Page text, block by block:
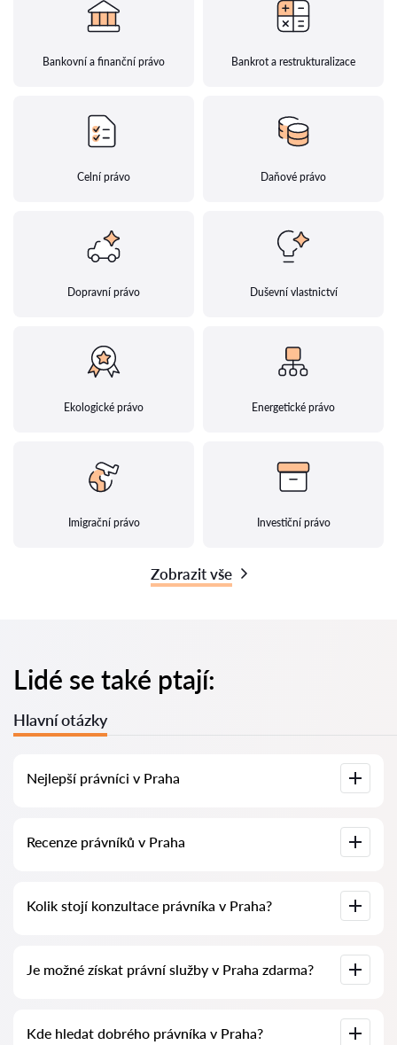
Bankovní a finanční právo Bankrot a restrukturalizace
Celní právo Daňové právo
Dopravní právo Duševní vlastnictví
Ekologické právo Energetické právo
Imigrační právo Investiční právo
Zobrazit vše
Lidé se také ptají:
Hlavní otázky
Nejlepší právníci v Praha
kompletními informacemi. Ceny, recenze, telefonní číslo a
Recenze právníků v Praha
neodstraňujeme negativní recenze a není možné je uměle
Kolik stojí konzultace právníka v Praha?
(ceny se mohou lišit podle složitosti otázky a formy
Je možné získat právní služby v Praha zdarma?
položit. Pokud není složitá a lze na ni rychle odpovědět,
Kde hledat dobrého právníka v Praha?